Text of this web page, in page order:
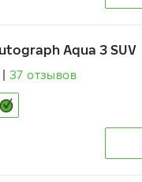
Aqua 3 SUV
37 отзывов